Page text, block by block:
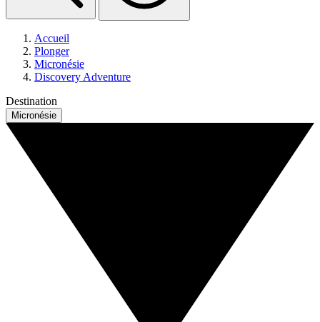
Accueil
Plonger
Micronésie
Discovery Adventure
Destination
Micronésie